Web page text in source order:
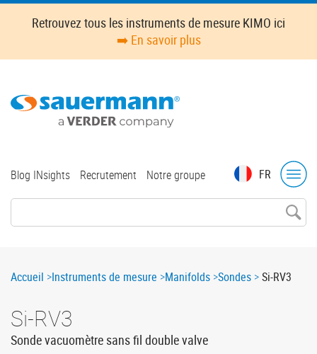
Skip
content
Retrouvez tous les instruments de mesure KIMO ici
➡️ En savoir plus
FR
Top
Blog INsights Recrutement Notre groupe
Breadcrumb
Accueil Instruments de mesure Manifolds Sondes Si-RV3
Si-RV3
Sonde vacuomètre sans fil double valve